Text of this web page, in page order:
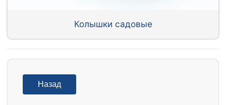
Колышки садовые
Назад